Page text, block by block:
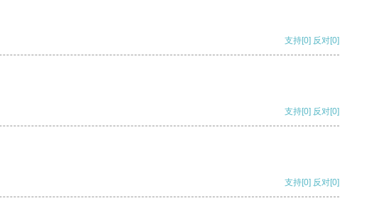
支持[0] 反对[0]
支持[0] 反对[0]
支持[0] 反对[0]